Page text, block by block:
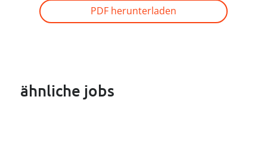
PDF herunterladen
ähnliche jobs